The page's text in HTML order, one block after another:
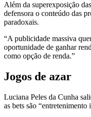
Além da superexposição
defensora o conteúdo das
paradoxais.
“A publicidade massiva
oportunidade de ganhar
como opção de renda.”
Jogos de azar
Luciana Peles da Cunha
as bets são “entretenimento